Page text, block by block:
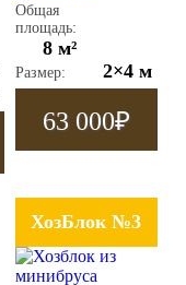
Общая
площадь:
8 м²
Размер: 2×4 м
63 000₽
ХозБлок №3